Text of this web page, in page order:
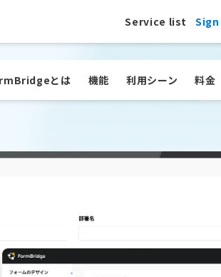
Service list
とは 機能 利用シーン 料金